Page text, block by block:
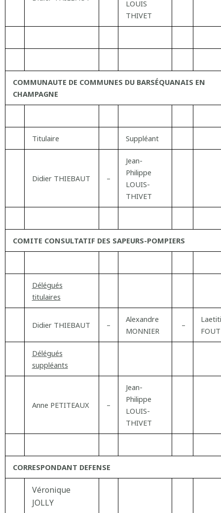
LOUIS
THIVET
COMMUNAUTE DE COMMUNES DU BARSÉQUANAIS EN
CHAMPAGNE
Titulaire Suppléant
Didier THIEBAUT –
Jean-
Philippe
LOUIS-
THIVET
COMITE CONSULTATIF DES SAPEURS-POMPIERS
Délégués
titulaires
Didier THIEBAUT –
Alexandre
MONNIER
–
Délégués
suppléants
Anne PETITEAUX –
Jean-
Philippe
LOUIS-
THIVET
CORRESPONDANT DEFENSE
Véronique
JOLLY